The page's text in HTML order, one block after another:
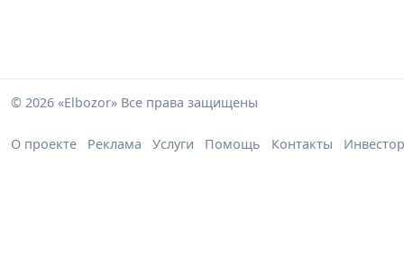
© 2026 «Elbozor» Все права защищены
О проекте Реклама Услуги Помощь Контакты